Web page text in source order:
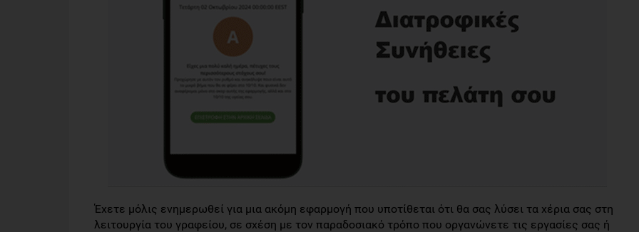
Έχετε μόλις ενημερωθεί για μια ακόμη εφαρμογή που υποτίθεται ότι θα σας λύσει τα χέρια σας στη
λειτουργία του γραφείου, σε σχέση με τον παραδοσιακό τρόπο που οργανώνετε τις εργασίες σας ή